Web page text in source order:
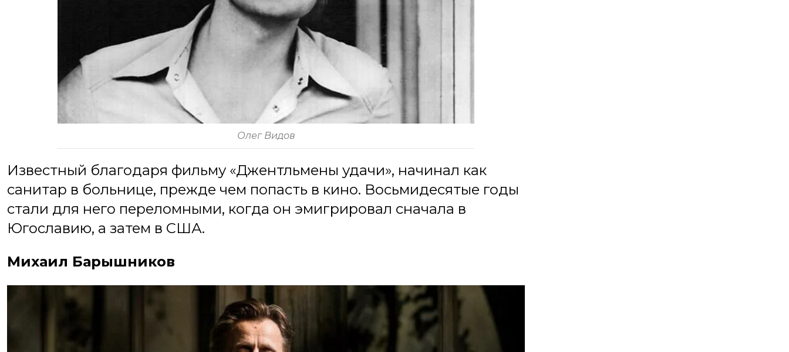
Олег Видов
Известный благодаря фильму «Джентльмены удачи», начинал как
санитар в больнице, прежде чем попасть в кино. Восьмидесятые годы
стали для него переломными, когда он эмигрировал сначала в
Югославию, а затем в США.
Михаил Барышников